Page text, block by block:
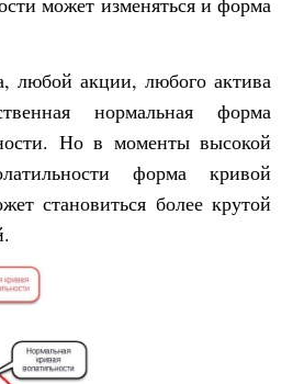
любой акции, любого актива
нормальная форма
Но в моменты высокой
форма кривой
становиться более крутой